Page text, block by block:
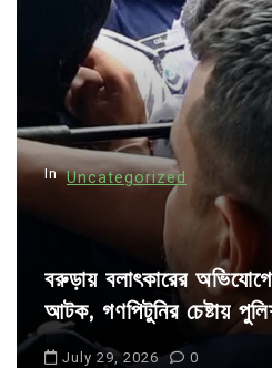
o
n
In Uncategorized
বরুড়ায় বলাৎকারের
আটক, গণপিটুনির চেষ্টায়
July 29, 2026 0